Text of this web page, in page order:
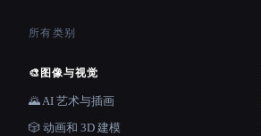
所有类别
🎨 图像与视觉
🌄 AI 艺术与插画
🎲 动画和 3D 建模